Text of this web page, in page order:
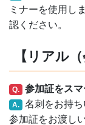
ミナーを使用し
認ください。
【リアル
Q. 参加証をスマ
A. 名刺をお持ち
参加証をお渡し